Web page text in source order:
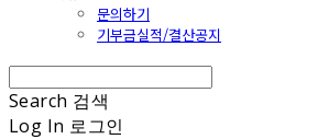
문의하기
기부금실적/결산공지
Search 검색
Log In 로그인